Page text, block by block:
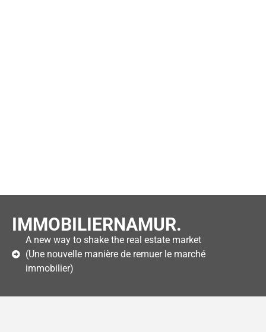
IMMOBILIERNAMUR.
A new way to shake the real estate market
(Une nouvelle manière de remuer le marché
immobilier)